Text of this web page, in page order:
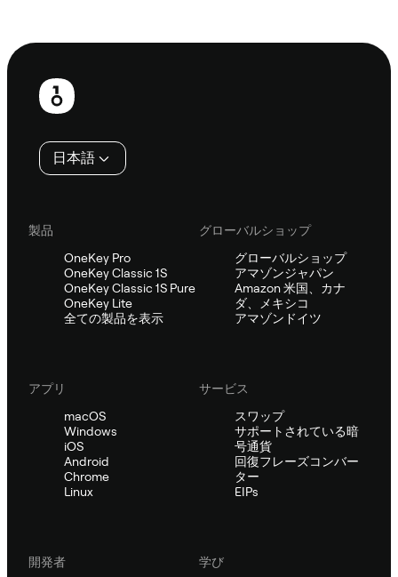
フ
日本語
製品
OneKey Pro
OneKey Classic 1S
OneKey Classic 1S Pure
OneKey Lite
全ての製品を表示
グローバルショップ
グローバルショップ
アマゾンジャパン
Amazon 米国、カナ
ダ、メキシコ
アマゾンドイツ
アプリ
macOS
Windows
iOS
Android
Chrome
Linux
サービス
スワップ
サポートされている暗
号通貨
回復フレーズコンバー
ター
EIPs
開発者
学び